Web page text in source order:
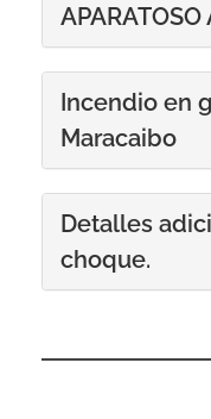
APARATOSO
Incendio en
Maracaibo
Detalles
choque.